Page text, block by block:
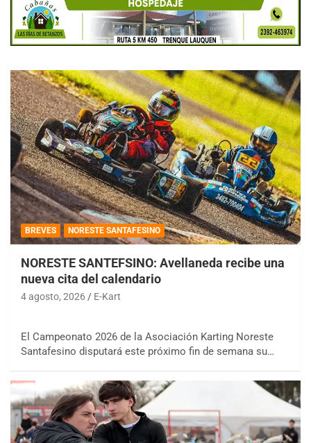
BREVES NORESTE SANTAFESINO
NORESTE SANTEFSINO: Avellaneda recibe una
nueva cita del calendario
4 agosto, 2026 E-Kart
El Campeonato 2026 de la Asociación Karting Noreste
Santafesino disputará este próximo fin de semana su…